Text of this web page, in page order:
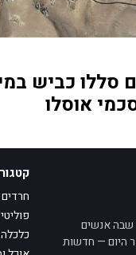
סללו כביש
אוסלו
שבה אנשים
היום — חדשות
חרדים
פוליטי
כלכלה